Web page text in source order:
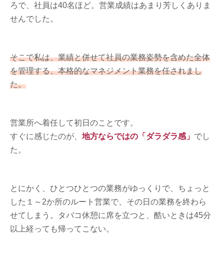
ろで、社員は40名ほど。営業成績はあまり芳しくありま
せんでした。
そこで私は、業績と併せて社員の業務姿勢を含めた全体
を管理する、本格的なマネジメント業務を任されまし
た。
営業所へ着任して初日のことです。
すぐに感じたのが、 地方ならではの「ダラダラ感」 でし
た。
とにかく、ひとつひとつの業務がゆっくりで、ちょっと
した１～2か所のルート営業で、その日の業務を終わら
せてしまう。タバコ休憩に席を立つと、酷いときは45分
以上経っても帰ってこない。